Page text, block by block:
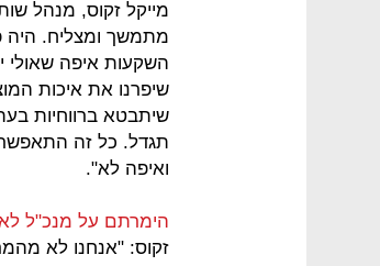
מייקל זקוס, מנהל
מתמשך ומצליח. היה
השקעות איפה שאולי
שיפרנו את איכות
שיתבטא ברווחיות
תגדל. כל זה התאפשר
ואיפה לא".
הימרתם על מנכ"ל
זקוס: "אנחנו לא